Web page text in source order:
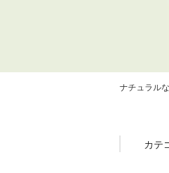
ナチュラル
カテ